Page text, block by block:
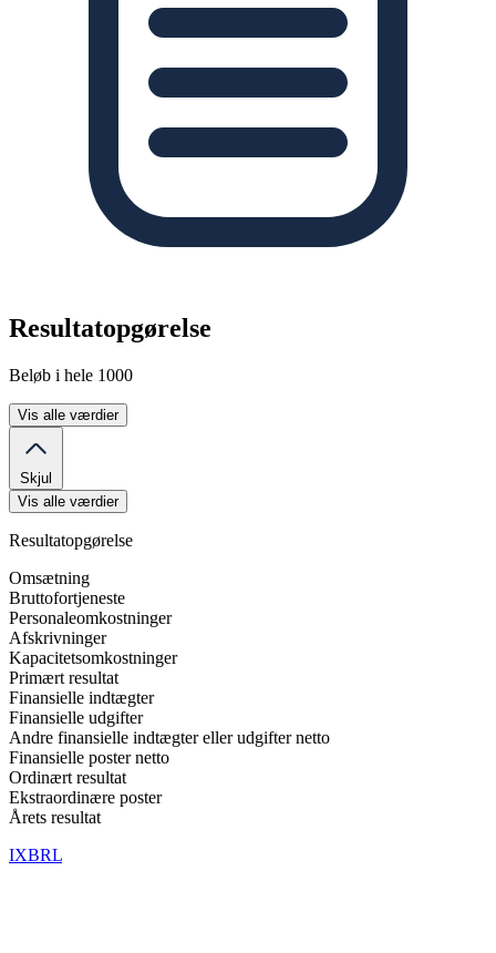
Resultatopgørelse
Beløb i hele 1000
Vis alle værdier
Skjul
Vis alle værdier
Resultatopgørelse
Omsætning
Bruttofortjeneste
Personaleomkostninger
Afskrivninger
Kapacitetsomkostninger
Primært resultat
Finansielle indtægter
Finansielle udgifter
Andre finansielle indtægter eller udgifter netto
Finansielle poster netto
Ordinært resultat
Ekstraordinære poster
Årets resultat
IXBRL